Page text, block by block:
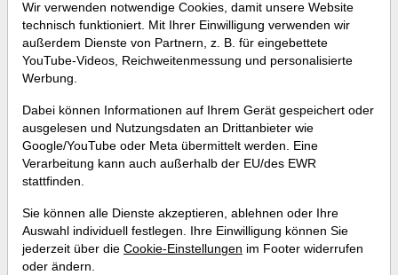
aktien RANKINGS – Erstellung
eines eigenen Screening-
Templates
Wir verwenden notwendige Cookies, damit unsere Website
technisch funktioniert. Mit Ihrer Einwilligung verwenden wir
außerdem Dienste von Partnern, z. B. für eingebettete
YouTube-Videos, Reichweitenmessung und personalisierte
Werbung.
Dabei können Informationen auf Ihrem Gerät gespeichert oder
ausgelesen und Nutzungsdaten an Drittanbieter wie
Google/YouTube oder Meta übermittelt werden. Eine
Verarbeitung kann auch außerhalb der EU/des EWR
stattfinden.
Sie können alle Dienste akzeptieren, ablehnen oder Ihre
Auswahl individuell festlegen. Ihre Einwilligung können Sie
jederzeit über die Cookie-Einstellungen im Footer widerrufen
oder ändern.